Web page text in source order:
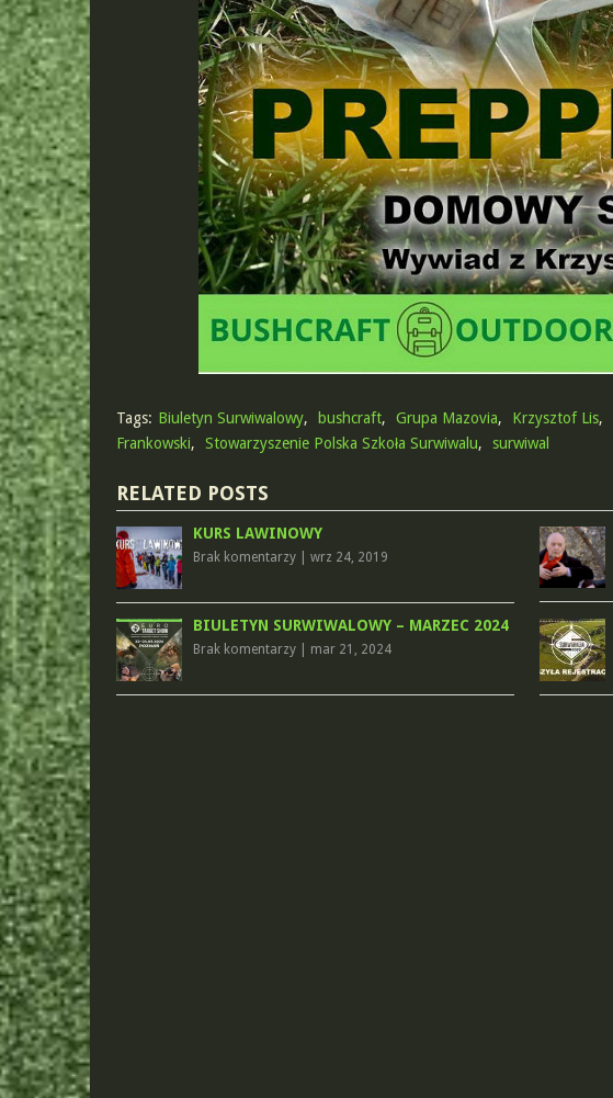
Tags: Biuletyn Surwiwalowy, bushcraft, Grupa Mazovia, Krzysztof Lis,
Frankowski, Stowarzyszenie Polska Szkoła Surwiwalu, surwiwal
RELATED POSTS
KURS LAWINOWY
Brak komentarzy| wrz 24, 2019
BIULETYN SURWIWALOWY – MARZEC 2024
Brak komentarzy| mar 21, 2024